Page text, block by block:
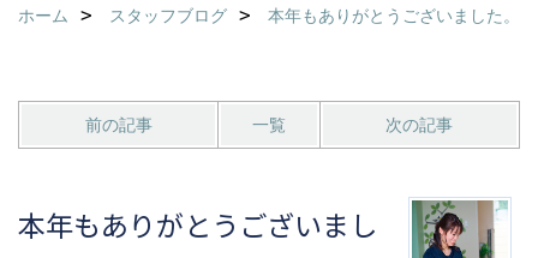
ホーム スタッフブログ 本年もありがとうございました。
前の記事 一覧 次の記事
本年もありがとうございまし